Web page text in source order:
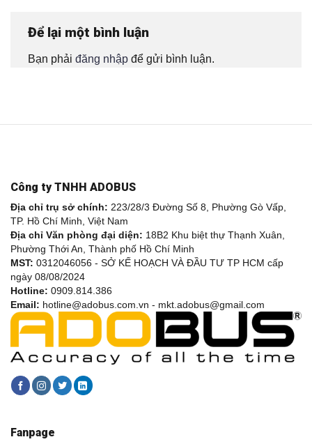
Để lại một bình luận
Bạn phải đăng nhập để gửi bình luận.
Công ty TNHH ADOBUS
Địa chỉ trụ sở chính: 223/28/3 Đường Số 8, Phường Gò Vấp,
TP. Hồ Chí Minh, Việt Nam
Địa chỉ Văn phòng đại diện: 18B2 Khu biệt thự Thạnh Xuân,
Phường Thới An, Thành phố Hồ Chí Minh
MST: 0312046056 - SỞ KẾ HOẠCH VÀ ĐẦU TƯ TP HCM cấp
ngày 08/08/2024
Hotline: 0909.814.386
Email: hotline@adobus.com.vn - mkt.adobus@gmail.com
Fanpage